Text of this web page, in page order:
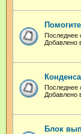
Последнее
Добавлено
Последнее
Добавлено
Блок